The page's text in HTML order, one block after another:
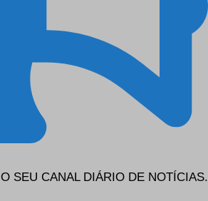
O SEU CANAL DIÁRIO DE NOTÍCIAS.